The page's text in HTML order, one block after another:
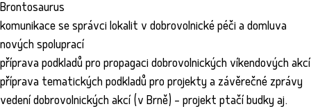
Brontosaurus
komunikace se správci lokalit v dobrovolnické péči a domluva
nových spoluprací
příprava podkladů pro propagaci dobrovolnických víkendových akcí
příprava tematických podkladů pro projekty a závěrečné zprávy
vedení dobrovolnických akcí (v Brně) – projekt ptačí budky aj.